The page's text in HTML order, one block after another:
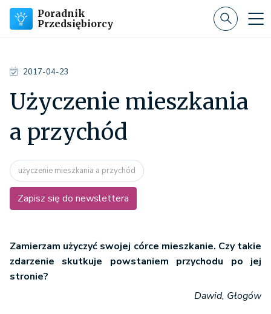
Poradnik
Przedsiębiorcy
2017-04-23
Użyczenie mieszkania
a przychód
użyczenie mieszkania a przychód
Zapisz się do newslettera
Zamierzam użyczyć swojej córce mieszkanie. Czy takie
zdarzenie skutkuje powstaniem przychodu po jej
stronie?
Dawid, Głogów